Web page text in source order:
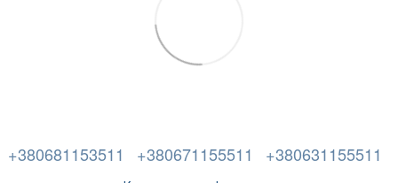
+380681153511 +380671155511 +380631155511